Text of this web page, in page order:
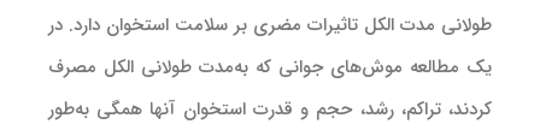
طولانی مدت الکل تاثیرات مضری بر سلامت استخوان دارد. در
یک مطالعه موش‌های جوانی که به‌مدت طولانی الکل مصرف
کردند، تراکم، رشد، حجم و قدرت استخوان آنها همگی به‌طور